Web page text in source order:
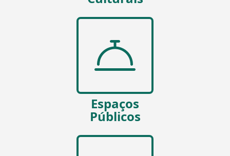
Espaços
Públicos